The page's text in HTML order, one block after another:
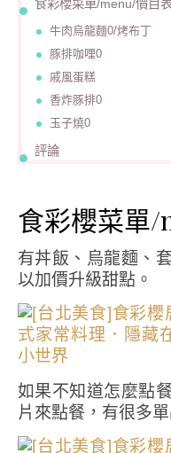
食彩櫻菜單/menu/價目
牛肉烏龍麵0/烤布丁
豚排咖哩0
戚風蛋糕
香炸豚排0
玉子燒0
評論
食彩櫻菜單/
有丼飯、烏龍麵、
以加價升級甜點。
如果不知道怎麼點
片來點餐，有很多